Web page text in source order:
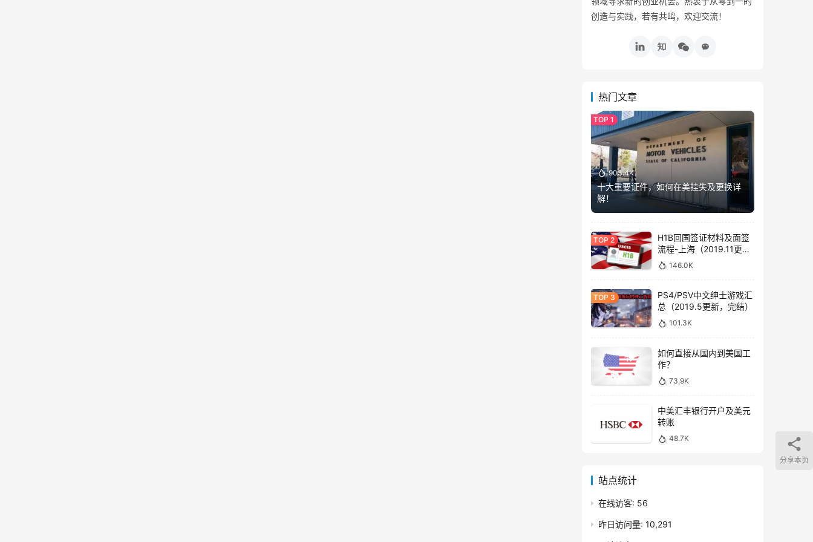
创造与实践，若有共鸣，欢迎交流！
热门文章
903.4K
十大重要证件，如何在美挂失及更换详
解！
H1B回国签证材料及面签
流程-上海（2019.11更
新）146.0K
PS4/PSV中文绅士游戏汇
总（2019.5更新，完结）
101.3K
如何直接从国内到美国工
作？
73.9K
中美汇丰银行开户及美元
转账
48.7K
站点统计
在线访客: 56
昨日访问量: 10,291
分享本页